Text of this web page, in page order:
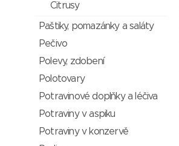
Citrusy
Paštiky, pomazánky a saláty
Pečivo
Polevy, zdobení
Polotovary
Potravinové doplňky a léčiva
Potraviny v aspiku
Potraviny v konzervě